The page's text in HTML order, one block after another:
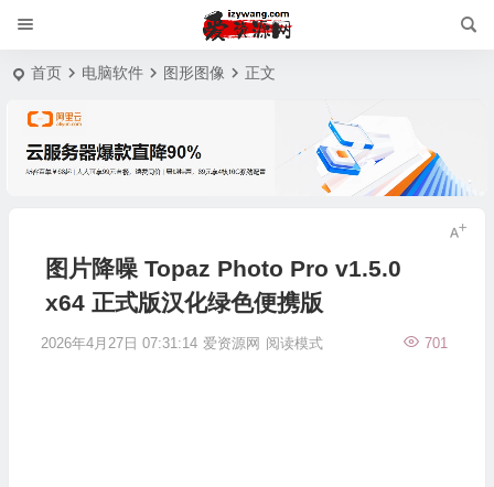
首页 电脑软件 图形图像 正文
图片降噪 Topaz Photo Pro v1.5.0
x64 正式版汉化绿色便携版
2026年4月27日 07:31:14 爱资源网 701
阅读模式